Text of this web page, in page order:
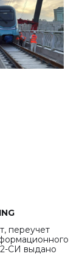
переучет
СИ выдано